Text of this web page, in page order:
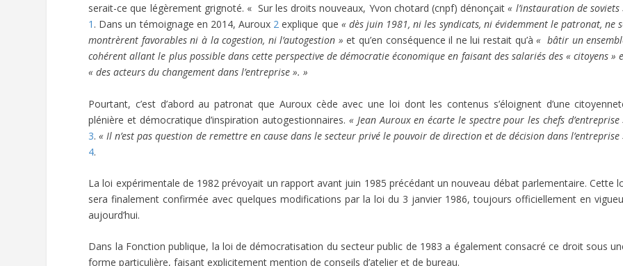
serait-ce que légèrement grignoté. « Sur les droits nouveaux, Yvon chotard (cnpf) dénonçait« l’instauration de soviets
1 . Dans un témoignage en 2014, Auroux 2 explique que « dès juin 1981, ni les syndicats, ni évidemment le patronat, ne
montrèrent favorables ni à la cogestion, ni l’autogestion » et qu’en conséquence il ne lui restait qu’à« bâtir un
cohérent allant le plus possible dans cette perspective de démocratie économique en faisant des salariés des « citoyens »
« des acteurs du changement dans l’entreprise ». »
Pourtant, c’est d’abord au patronat que Auroux cède avec une loi dont les contenus s’éloignent d’une
plénière et démocratique d’inspiration autogestionnaires.« Jean Auroux en écarte le spectre pour les chefs d’entreprise
3. « Il n’est pas question de remettre en cause dans le secteur privé le pouvoir de direction et de décision dans l’entreprise
4.
La loi expérimentale de 1982 prévoyait un rapport avant juin 1985 précédant un nouveau débat parlementaire. Cette
sera finalement confirmée avec quelques modifications par la loi du 3 janvier 1986, toujours officiellement en
aujourd’hui.
Dans la Fonction publique, la loi de démocratisation du secteur public de 1983 a également consacré ce droit sous
forme particulière, faisant explicitement mention de conseils d’atelier et de bureau.